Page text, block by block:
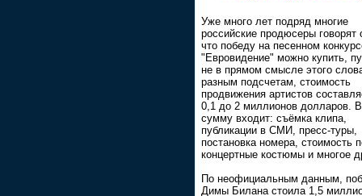
Уже много лет подряд многие
российские продюсеры говорят
что победу на песенном
"Евровидение" можно купить,
не в прямом смысле этого
разным подсчетам, стоимость
продвижения артистов
0,1 до 2 миллионов долларов.
сумму входит: съёмка клипа,
публикации в СМИ, пресс-туры,
постановка номера, стоимость
концертные костюмы и многое
По неофициальным данным,
Димы Билана стоила 1,5